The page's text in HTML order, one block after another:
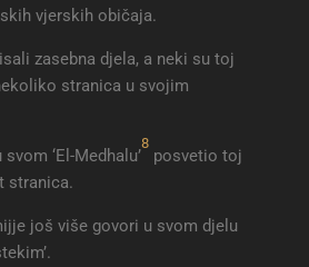
vjerskih običaja.
zasebna djela, a neki su toj
stranica u svojim
‘El-Medhalu’
8
posvetio toj
stranica.
još više govori u svom djelu